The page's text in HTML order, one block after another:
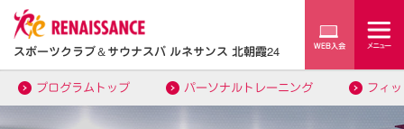
スポーツクラブ＆サウナスパ ルネサンス 北朝霞24
プログラムトップ パーソナルトレーニング フィ